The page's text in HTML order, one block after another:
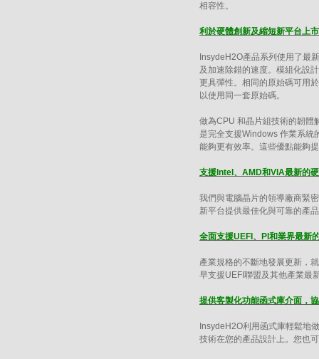
相容性。
利於硬體創新及縮短新平台上
InsydeH2O產品系列使用了最
及加速除錯的速度。模組化設
更具彈性。相同的原始碼可用
以使用同一套原始碼。
做為CPU 和晶片組技術的韌體
是完全支援Windows 作業系統
能夠更有效率。這些優點能夠
支援Intel、AMD和VIA最新的
我們與電腦晶片的領導廠商緊
新平台提供最佳化與可靠的產
全面支援UEFI、PI和業界最新
產業規格的不斷地發展更新，
早支援UEFI聯盟及其他產業最
提供客製化功能函式庫介面，
InsydeH2O利用函式庫輕鬆地
技術在您的產品設計上。您也